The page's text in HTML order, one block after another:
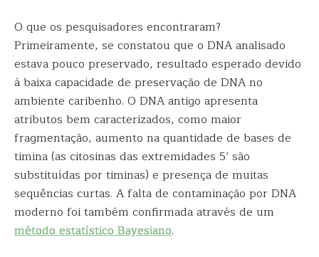
O que os pesquisadores encontraram?
Primeiramente, se constatou que o DNA analisado
estava pouco preservado, resultado esperado devido
à baixa capacidade de preservação de DNA no
ambiente caribenho. O DNA antigo apresenta
atributos bem caracterizados, como maior
fragmentação, aumento na quantidade de bases de
timina (as citosinas das extremidades 5’ são
substituídas por timinas) e presença de muitas
sequências curtas. A falta de contaminação por DNA
moderno foi também confirmada através de um
método estatístico Bayesiano.